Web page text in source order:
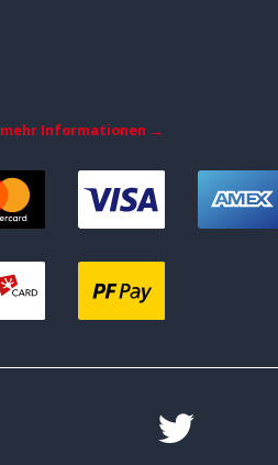
mehr Informationen →